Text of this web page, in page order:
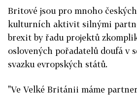
Britové jsou pro mnoho
kulturních aktivit silnými
brexit by řadu projektů
oslovených pořadatelů doufá v
svazku evropských států.
"Ve Velké Británii máme